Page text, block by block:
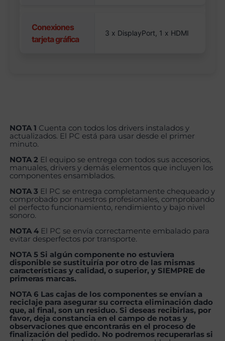
Conexiones
tarjeta gráfica
3 x DisplayPort, 1 x HDMI
NOTA 1 Cuenta con todos los drivers instalados y
actualizados. El PC está para usar desde el primer
minuto.
NOTA 2 El equipo se entrega con todos sus accesorios,
manuales, drivers y demás elementos que incluyen los
componentes ensamblados.
NOTA 3 El PC se entrega completamente chequeado y
comprobado por nuestros profesionales, comprobando
el perfecto funcionamiento, rendimiento y bajo nivel
sonoro.
NOTA 4 El PC se envía correctamente embalado para
evitar desperfectos por transporte.
NOTA 5 Si algún componente no estuviera
disponible se sustituiría por otro de las mismas
características y calidad, o superior, y SIEMPRE de
primeras marcas.
NOTA 6 Las cajas de los componentes se envían a
reciclaje para asegurar su correcta eliminación dado
que, al final, son un residuo. Si deseas recibirlas, por
favor, deja constancia en el campo de notas y
observaciones que encontrarás en el proceso de
finalización del pedido. No podremos recuperarlas si